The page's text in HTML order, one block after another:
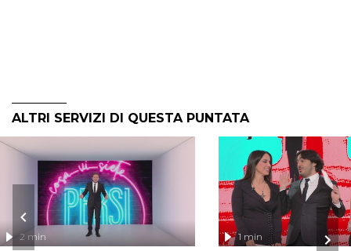
ALTRI SERVIZI DI QUESTA PUNTATA
2 min 1 min